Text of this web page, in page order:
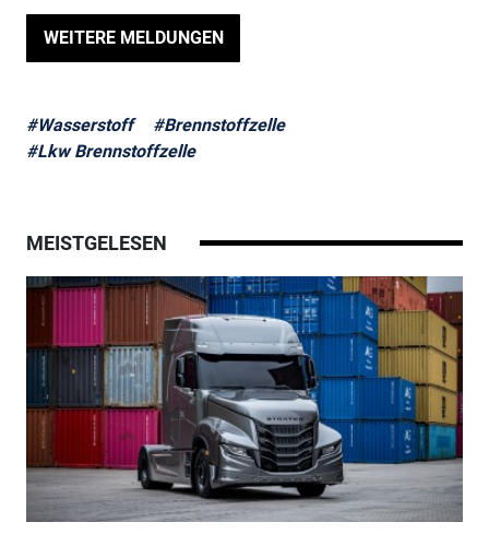
WEITERE MELDUNGEN
#Wasserstoff
#Brennstoffzelle
#Lkw Brennstoffzelle
MEISTGELESEN